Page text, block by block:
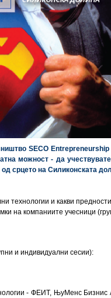
SECO
можност - да
срцето на Силиконската
технологии и какви
на компаниите учесници
и индивидуални сесии):
- ФЕИТ, ЊуМенс